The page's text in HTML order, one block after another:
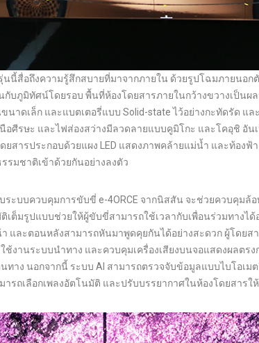
นี้สื่อถึงความรู้สึกสบายที่มาจากภายใน ด้วยรูปโฉมภายนอก
บภูมิทัศน์โดยรอบ พื้นที่ห้องโดยสารภายในกว้างขวางเป็น
าดเล็ก และแบตเตอรี่แบบ Solid-state ไว้อย่างกะทัดรัด แล
ศีรษะ และไฟส่องสว่างมีลวดลายแบบคูมิโกะ และโคอุชิ อั
สารประกอบด้วยแผง LED แสดงภาพคล้ายแม่น้ำ และท้อง
รมชาติเข้าด้วยกันอย่างลงตัว
ะบบควบคุมการขับขี่ e-4ORCE จากนิสสัน จะช่วยควบคุมล้อ
เต็มรูปแบบช่วยให้ผู้ขับขี่สามารถใช้เวลากับเพื่อนร่วมทางไ
และตอนหลังสามารถหันมาพูดคุยกันได้อย่างสะดวก ผู้โดย
ใช้งานระบบนำทาง และควบคุมเครื่องเสียงบนจอแสดงผลต
ทาง นอกจากนี้ ระบบ AI สามารถตรวจจับข้อมูลแบบไบโอเม
ารถเลือกเพลงอัตโนมัติ และปรับบรรยากาศในห้องโดยสาร